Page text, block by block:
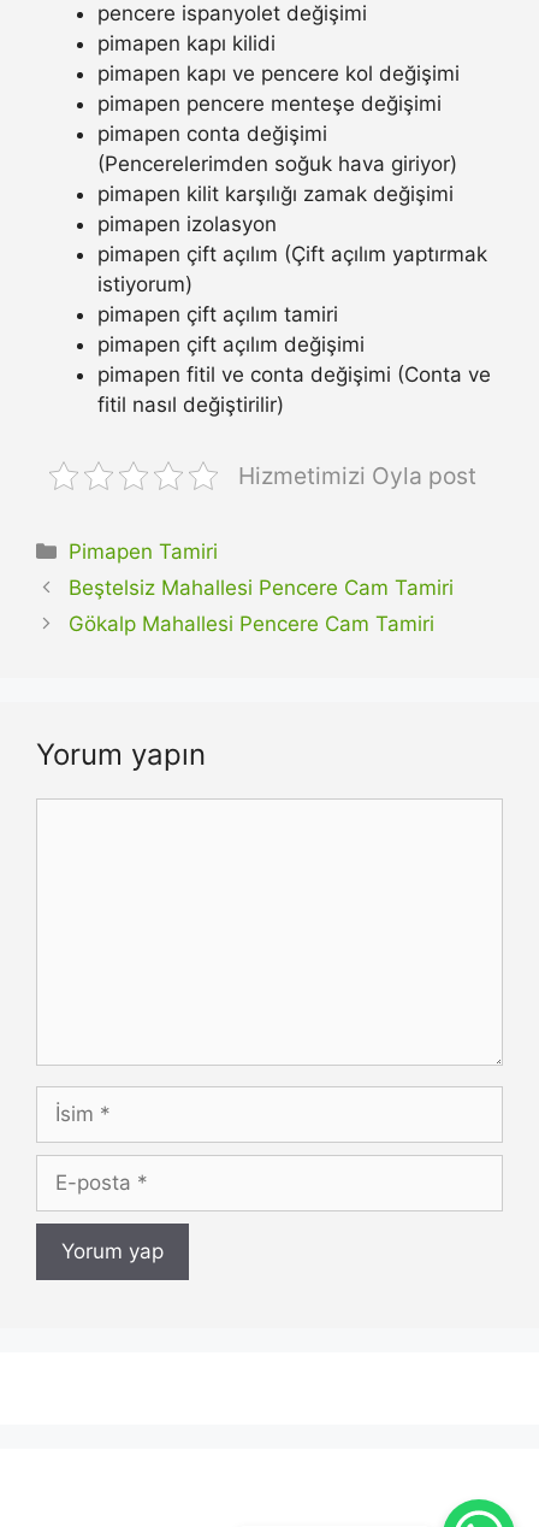
pencere ispanyolet değişimi
pimapen kapı kilidi
pimapen kapı ve pencere kol değişimi
pimapen pencere menteşe değişimi
pimapen conta değişimi
(Pencerelerimden soğuk hava giriyor)
pimapen kilit karşılığı zamak değişimi
pimapen izolasyon
pimapen çift açılım (Çift açılım yaptırmak
istiyorum)
pimapen çift açılım tamiri
pimapen çift açılım değişimi
pimapen fitil ve conta değişimi (Conta ve
fitil nasıl değiştirilir)
Hizmetimizi Oyla post
Kategoriler
Pimapen Tamiri
Beştelsiz Mahallesi Pencere Cam Tamiri
Gökalp Mahallesi Pencere Cam Tamiri
Yorum yapın
İsim
posta